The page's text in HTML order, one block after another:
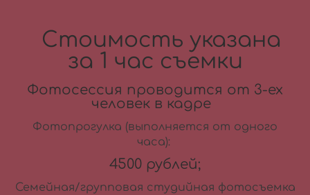
Стоимость указана
за 1 час съемки
Фотосессия проводится от 3-ех
человек в кадре
Фотопрогулка (выполняется от одного
часа):
4500 рублей;
Семейная/групповая студийная фотосъемка